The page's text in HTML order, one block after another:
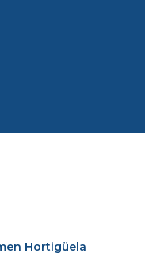
Hortigüela